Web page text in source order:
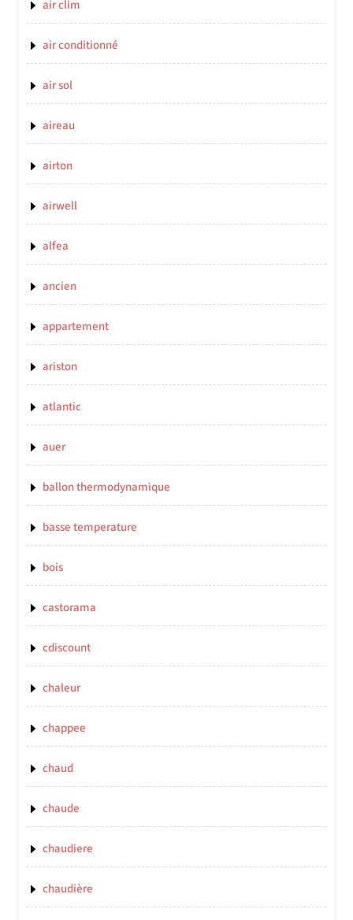
air clim
air conditionné
air sol
aireau
airton
airwell
alfea
ancien
appartement
ariston
atlantic
auer
ballon thermodynamique
basse temperature
bois
castorama
cdiscount
chaleur
chappee
chaud
chaude
chaudiere
chaudière